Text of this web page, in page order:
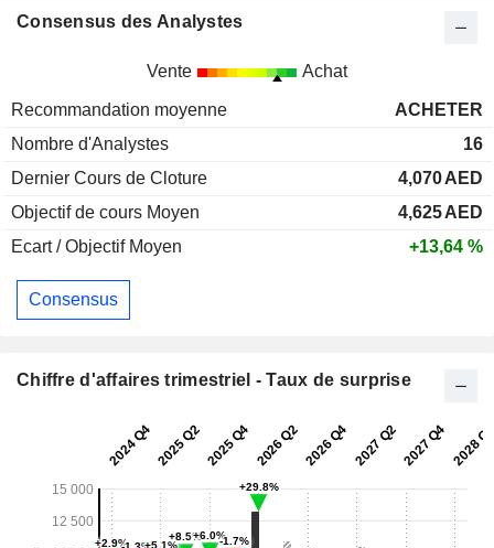
Consensus des Analystes
Vente Achat
Recommandation moyenne
ACHETER
Nombre d'Analystes
16
Dernier Cours de Cloture
4,070AED
Objectif de cours Moyen
4,625AED
Ecart / Objectif Moyen
+13,64 %
Consensus
Chiffre d'affaires trimestriel - Taux de surprise